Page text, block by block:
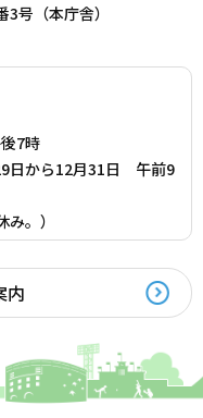
号（本庁舎）
7時
日から12月31日 午前9
。）
内